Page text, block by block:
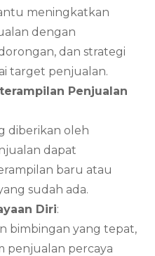
meningkatkan
dengan
dan strategi
target penjualan.
Penjualan
diberikan oleh
dapat
baru atau
sudah ada.
Diri:
bimbingan yang tepat,
penjualan percaya